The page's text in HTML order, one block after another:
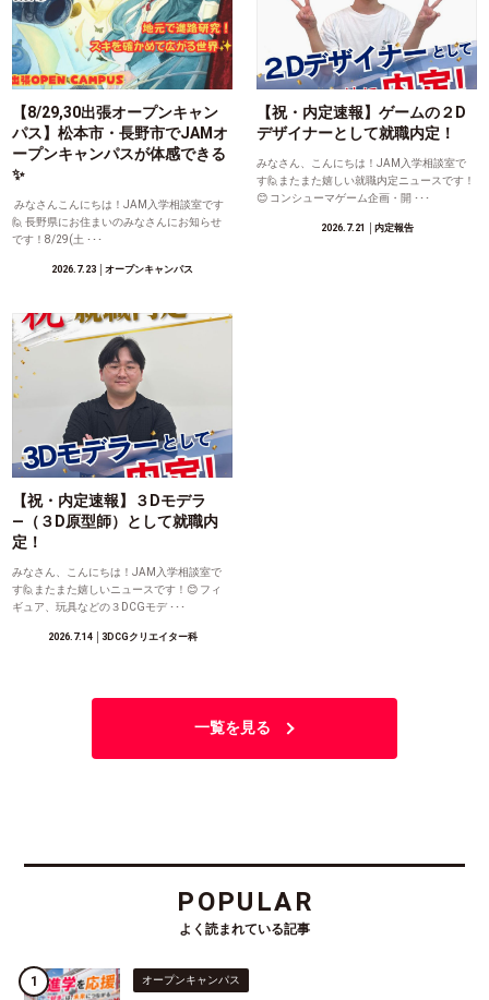
【8/29,30出張オープンキャン
パス】松本市・長野市でJAMオ
ープンキャンパスが体感できる
✨
みなさんこんにちは！JAM入学相談室です
🙋 長野県にお住まいのみなさんにお知らせ
です！8/29(土 ･･･
2026.7.23 │オープンキャンパス
【祝・内定速報】ゲームの２D
デザイナーとして就職内定！
みなさん、こんにちは！JAM入学相談室で
す🙋またまた嬉しい就職内定ニュースです！
😊 コンシューマゲーム企画・開 ･･･
2026.7.21 │内定報告
【祝・内定速報】３Dモデラ
―（３D原型師）として就職内
定！
みなさん、こんにちは！JAM入学相談室で
す🙋またまた嬉しいニュースです！😊 フィ
ギュア、玩具などの３DCGモデ ･･･
2026.7.14│3DCGクリエイター科
一覧を見る
POPULAR
よく読まれている記事
オープンキャンパス